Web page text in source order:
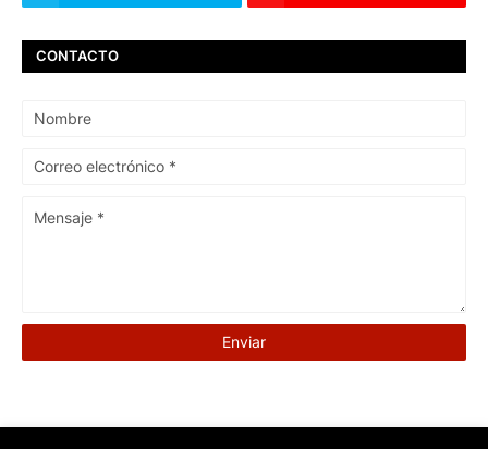
CONTACTO